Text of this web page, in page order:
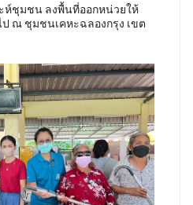
ห์ชุมชน ลงพื้นที่ออกหน่วยให้
ณ ชุมชนเคหะฉลองกรุง เขต